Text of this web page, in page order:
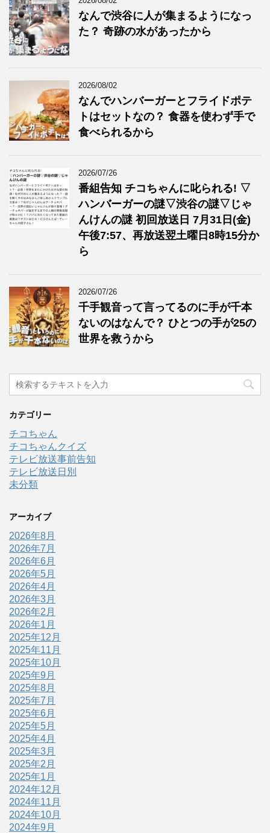
なんで渋谷に人が集まるようになっ
た？ 奇跡の水があったから
2026/08/02
なんでハンバーガーとフライドポテ
トはセットなの？ 食器を使わず手で
食べられるから
2026/07/26
番組告知 チコちゃんに叱られる! ▽
ハンバーガーの謎▽渋谷の謎▽じゃ
んけんの謎 初回放送日 7月31日(金)
午後7:57、再放送翌土曜日8時15分か
ら
2026/07/26
千手観音って言ってるのに手が千本
ないのはなんで？ ひとつの手が25の
世界を救うから
カテゴリー
チコちゃん
チコちゃんクイズ
テレビ放送事前告知
テレビ放送日別
未分類
アーカイブ
2026年8月
2026年7月
2026年6月
2026年5月
2026年4月
2026年3月
2026年2月
2026年1月
2025年12月
2025年11月
2025年10月
2025年9月
2025年8月
2025年7月
2025年6月
2025年5月
2025年4月
2025年3月
2025年2月
2025年1月
2024年12月
2024年11月
2024年10月
2024年9月